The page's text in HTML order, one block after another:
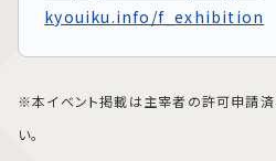
kyouiku.info/f_exhibition
※本イベント掲載は主宰者の許可申請済
い。